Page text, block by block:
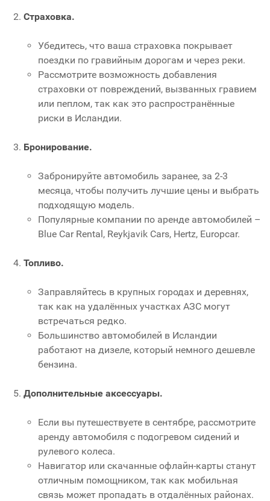
Страховка.
Убедитесь, что ваша страховка покрывает
поездки по гравийным дорогам и через реки.
Рассмотрите возможность добавления
страховки от повреждений, вызванных гравием
или пеплом, так как это распространённые
риски в Исландии.
Бронирование.
Забронируйте автомобиль заранее, за 2-3
месяца, чтобы получить лучшие цены и выбрать
подходящую модель.
Популярные компании по аренде автомобилей –
Blue Car Rental, Reykjavik Cars, Hertz, Europcar.
Топливо.
Заправляйтесь в крупных городах и деревнях,
так как на удалённых участках АЗС могут
встречаться редко.
Большинство автомобилей в Исландии
работают на дизеле, который немного дешевле
бензина.
Дополнительные аксессуары.
Если вы путешествуете в сентябре, рассмотрите
аренду автомобиля с подогревом сидений и
рулевого колеса.
Навигатор или скачанные офлайн-карты станут
отличным помощником, так как мобильная
связь может пропадать в отдалённых районах.